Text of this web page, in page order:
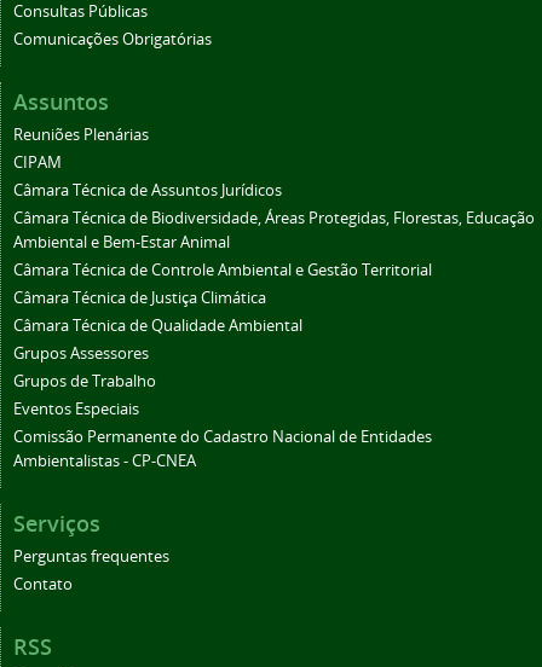
Consultas Públicas
Comunicações Obrigatórias
Assuntos
Reuniões Plenárias
CIPAM
Câmara Técnica de Assuntos Jurídicos
Câmara Técnica de Biodiversidade, Áreas Protegidas, Florestas, Educação
Ambiental e Bem-Estar Animal
Câmara Técnica de Controle Ambiental e Gestão Territorial
Câmara Técnica de Justiça Climática
Câmara Técnica de Qualidade Ambiental
Grupos Assessores
Grupos de Trabalho
Eventos Especiais
Comissão Permanente do Cadastro Nacional de Entidades
Ambientalistas - CP-CNEA
Serviços
Perguntas frequentes
Contato
RSS